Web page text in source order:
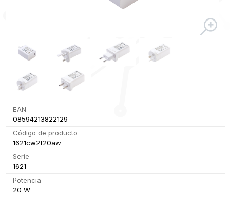
EAN
08594213822129
Código de producto
1621cw2f20aw
Serie
1621
Potencia
20 W